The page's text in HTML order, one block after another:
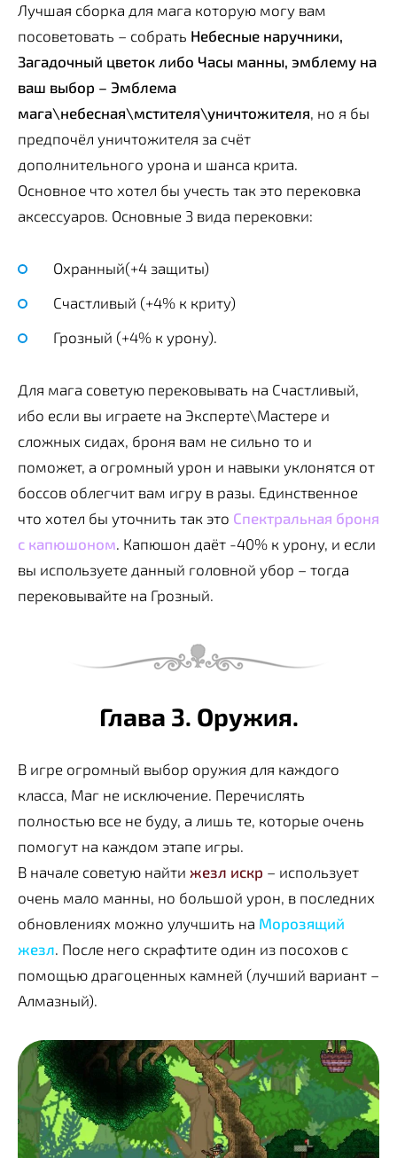
Лучшая сборка для мага которую могу вам
посоветовать – собрать Небесные наручники,
Загадочный цветок либо Часы манны, эмблему на
ваш выбор – Эмблема
мага\небесная\мстителя\уничтожителя, но я бы
предпочёл уничтожителя за счёт
дополнительного урона и шанса крита.
Основное что хотел бы учесть так это перековка
аксессуаров. Основные 3 вида перековки:
Охранный(+4 защиты)
Счастливый (+4% к криту)
Грозный (+4% к урону).
Для мага советую перековывать на Счастливый,
ибо если вы играете на Эксперте\Мастере и
сложных сидах, броня вам не сильно то и
поможет, а огромный урон и навыки уклонятся от
боссов облегчит вам игру в разы. Единственное
что хотел бы уточнить так это Спектральная броня
с капюшоном. Капюшон даёт -40% к урону, и если
вы используете данный головной убор – тогда
перековывайте на Грозный.
Глава 3. Оружия.
В игре огромный выбор оружия для каждого
класса, Маг не исключение. Перечислять
полностью все не буду, а лишь те, которые очень
помогут на каждом этапе игры.
В начале советую найти жезл искр – использует
очень мало манны, но большой урон, в последних
обновлениях можно улучшить на Морозящий
жезл . После него скрафтите один из посохов с
помощью драгоценных камней (лучший вариант –
Алмазный).